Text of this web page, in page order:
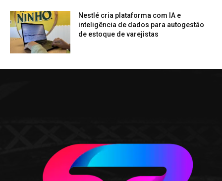
Nestlé cria plataforma com IA e
inteligência de dados para autogestão
de estoque de varejistas